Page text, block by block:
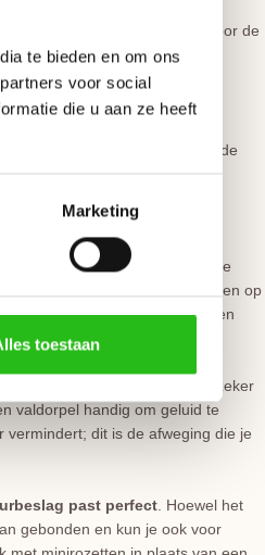
te bieden en om ons
voor social
die u aan ze heeft
Marketing
toestaan
altijd voorzien van boringen voor de
in elke denkbare
van belang dat je de juiste
al in de fabriek infreest, kan de
van groot belang.
voor stompe deuren
mee te
in het kozijn, maar worden op
past in elke situatie en
de hal en de woonkamer, zeker
valdorpel handig om geluid te
dit is de afweging die je
past perfect . Hoewel het
gebonden en kun je ook voor